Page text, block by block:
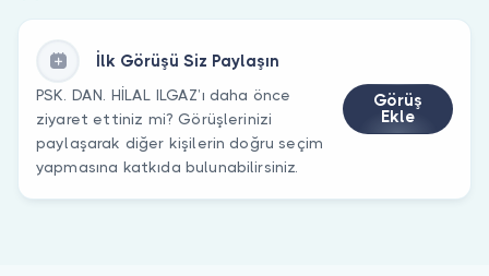
İlk Görüşü Siz Paylaşın
PSK. DAN. HİLAL ILGAZ’ı daha önce
ziyaret ettiniz mi? Görüşlerinizi
paylaşarak diğer kişilerin doğru seçim
yapmasına katkıda bulunabilirsiniz.
Görüş
Ekle